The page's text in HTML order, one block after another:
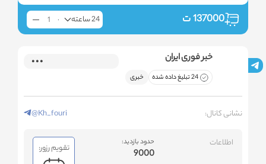
137000ت 24 ساعته
خبر فوری ایران
24 تبلیغ داده شده خبری
نشانی کانال: @Kh_fouri
اطلاعات حدود بازدید:
9000 تقویم رزور: